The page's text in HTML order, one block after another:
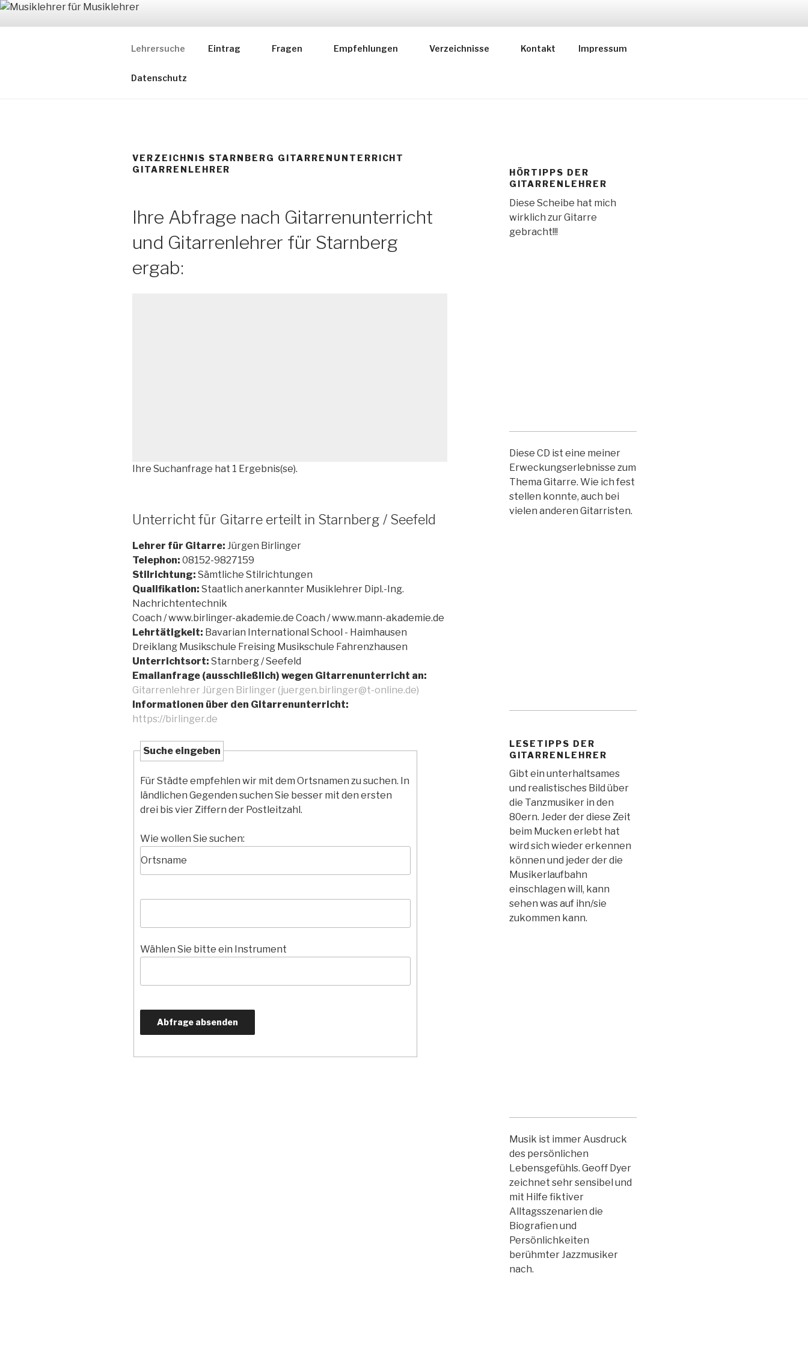
Zum
MUSIKLEHRER FÜR MUSIKLEHRER
Lehrersuche Eintrag Fragen Empfehlungen Verzeichnisse Kontakt Impressum
Datenschutz
VERZEICHNIS STARNBERG GITARRENUNTERRICHT
GITARRENLEHRER
Ihre Abfrage nach Gitarrenunterricht
und Gitarrenlehrer für Starnberg
ergab:
Ihre Suchanfrage hat 1 Ergebnis(se).
Unterricht für Gitarre erteilt in Starnberg / Seefeld
Lehrer für Gitarre: Jürgen Birlinger
Telephon: 08152-9827159
Stilrichtung: Sämtliche Stilrichtungen
Qualifikation: Staatlich anerkannter Musiklehrer Dipl.-Ing.
Nachrichtentechnik
Coach / www.birlinger-akademie.de Coach / www.mann-akademie.de
Lehrtätigkeit: Bavarian International School - Haimhausen
Dreiklang Musikschule Freising Musikschule Fahrenzhausen
Unterrichtsort: Starnberg / Seefeld
Emailanfrage (ausschließlich) wegen Gitarrenunterricht an:
Gitarrenlehrer Jürgen Birlinger (juergen.birlinger@t-online.de)
Informationen über den Gitarrenunterricht:
https://birlinger.de
Suche eingeben
Für Städte empfehlen wir mit dem Ortsnamen zu suchen. In
ländlichen Gegenden suchen Sie besser mit den ersten
drei bis vier Ziffern der Postleitzahl.
Wie wollen Sie suchen:
Wählen Sie bitte ein Instrument
HÖRTIPPS DER
GITARRENLEHRER
Diese Scheibe hat mich
wirklich zur Gitarre
gebracht!!!
Diese CD ist eine meiner
Erweckungserlebnisse zum
Thema Gitarre. Wie ich fest
stellen konnte, auch bei
vielen anderen Gitarristen.
LESETIPPS DER
GITARRENLEHRER
Gibt ein unterhaltsames
und realistisches Bild über
die Tanzmusiker in den
80ern. Jeder der diese Zeit
beim Mucken erlebt hat
wird sich wieder erkennen
können und jeder der die
Musikerlaufbahn
einschlagen will, kann
sehen was auf ihn/sie
zukommen kann.
Musik ist immer Ausdruck
des persönlichen
Lebensgefühls. Geoff Dyer
zeichnet sehr sensibel und
mit Hilfe fiktiver
Alltagsszenarien die
Biografien und
Persönlichkeiten
berühmter Jazzmusiker
nach.